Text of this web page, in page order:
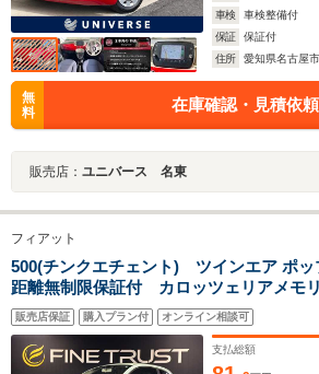
車検
車検整備付
保証
保証付
住所
愛知県名古屋
無
料
在庫確認・見積依頼
販売店： ユニバース 名東
フィアット
500(チンクエチェント) ツインエア ポ
距離無制限保証付 カロッツェリアメモ
セグTV Bluetooth USBポート 禁煙
レスエントリー ディスチャージヘッド
ー買取車 純正14インチホイールカバー
販売店保証 購入プラン付 オンライン相談可
支払総額